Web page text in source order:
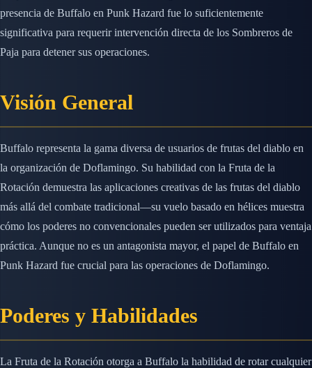
presencia de Buffalo en Punk Hazard fue lo suficientemente
significativa para requerir intervención directa de los Sombreros de
Paja para detener sus operaciones.
Visión General
Buffalo representa la gama diversa de usuarios de frutas del diablo en
la organización de Doflamingo. Su habilidad con la Fruta de la
Rotación demuestra las aplicaciones creativas de las frutas del diablo
más allá del combate tradicional—su vuelo basado en hélices muestra
cómo los poderes no convencionales pueden ser utilizados para ventaja
práctica. Aunque no es un antagonista mayor, el papel de Buffalo en
Punk Hazard fue crucial para las operaciones de Doflamingo.
Poderes y Habilidades
La Fruta de la Rotación otorga a Buffalo la habilidad de rotar cualquier